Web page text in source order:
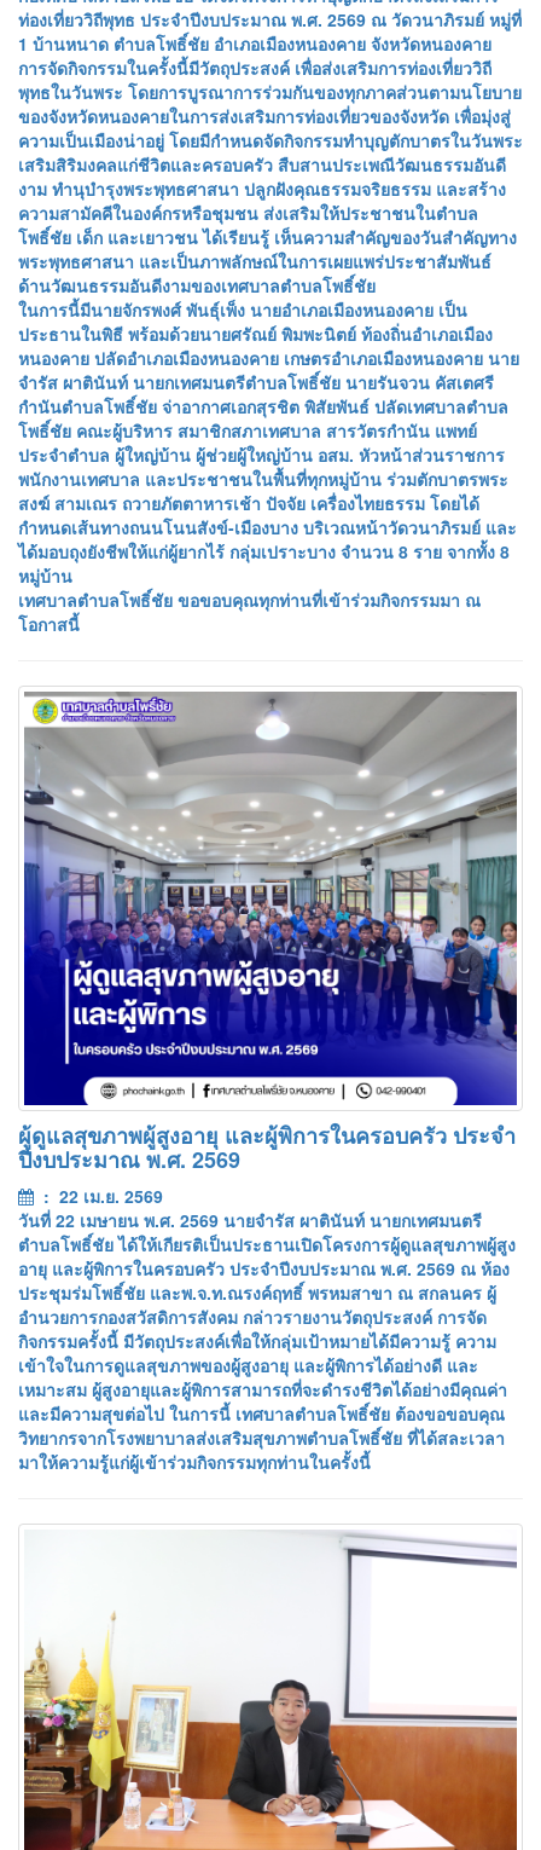
ท่องเที่ยววิถีพุทธ ประจำปีงบประมาณ พ.ศ. 2569 ณ วัดวนาภิรมย์ หมู่ที่
1 บ้านหนาด ตำบลโพธิ์ชัย อำเภอเมืองหนองคาย จังหวัดหนองคาย
การจัดกิจกรรมในครั้งนี้มีวัตถุประสงค์ เพื่อส่งเสริมการท่องเที่ยววิถี
พุทธในวันพระ โดยการบูรณาการร่วมกันของทุกภาคส่วนตามนโยบาย
ของจังหวัดหนองคายในการส่งเสริมการท่องเที่ยวของจังหวัด เพื่อมุ่งสู่
ความเป็นเมืองน่าอยู่ โดยมีกำหนดจัดกิจกรรมทำบุญตักบาตรในวันพระ
เสริมสิริมงคลแก่ชีวิตและครอบครัว สืบสานประเพณีวัฒนธรรมอันดี
งาม ทำนุบำรุงพระพุทธศาสนา ปลูกฝังคุณธรรมจริยธรรม และสร้าง
ความสามัคคีในองค์กรหรือชุมชน ส่งเสริมให้ประชาชนในตำบล
โพธิ์ชัย เด็ก และเยาวชน ได้เรียนรู้ เห็นความสำคัญของวันสำคัญทาง
พระพุทธศาสนา และเป็นภาพลักษณ์ในการเผยแพร่ประชาสัมพันธ์
ด้านวัฒนธรรมอันดีงามของเทศบาลตำบลโพธิ์ชัย
ในการนี้มีนายจักรพงศ์ พันธุ์เพ็ง นายอำเภอเมืองหนองคาย เป็น
ประธานในพิธี พร้อมด้วยนายศรัณย์ พิมพะนิตย์ ท้องถิ่นอำเภอเมือง
หนองคาย ปลัดอำเภอเมืองหนองคาย เกษตรอำเภอเมืองหนองคาย นาย
จำรัส ผาตินันท์ นายกเทศมนตรีตำบลโพธิ์ชัย นายรันจวน คัสเตศรี
กำนันตำบลโพธิ์ชัย จ่าอากาศเอกสุรชิต พิสัยพันธ์ ปลัดเทศบาลตำบล
โพธิ์ชัย คณะผู้บริหาร สมาชิกสภาเทศบาล สารวัตรกำนัน แพทย์
ประจำตำบล ผู้ใหญ่บ้าน ผู้ช่วยผู้ใหญ่บ้าน อสม. หัวหน้าส่วนราชการ
พนักงานเทศบาล และประชาชนในพื้นที่ทุกหมู่บ้าน ร่วมตักบาตรพระ
สงฆ์ สามเณร ถวายภัตตาหารเช้า ปัจจัย เครื่องไทยธรรม โดยได้
กำหนดเส้นทางถนนโนนสังข์-เมืองบาง บริเวณหน้าวัดวนาภิรมย์ และ
ได้มอบถุงยังชีพให้แก่ผู้ยากไร้ กลุ่มเปราะบาง จำนวน 8 ราย จากทั้ง 8
หมู่บ้าน
เทศบาลตำบลโพธิ์ชัย ขอขอบคุณทุกท่านที่เข้าร่วมกิจกรรมมา ณ
โอกาสนี้
ผู้ดูแลสุขภาพผู้สูงอายุ และผู้พิการในครอบครัว ประจำ
ปีงบประมาณ พ.ศ. 2569
: 22 เม.ย. 2569
วันที่ 22 เมษายน พ.ศ. 2569 นายจำรัส ผาตินันท์ นายกเทศมนตรี
ตำบลโพธิ์ชัย ได้ให้เกียรติเป็นประธานเปิดโครงการผู้ดูแลสุขภาพผู้สูง
อายุ และผู้พิการในครอบครัว ประจำปีงบประมาณ พ.ศ. 2569 ณ ห้อง
ประชุมร่มโพธิ์ชัย และพ.จ.ท.ณรงค์ฤทธิ์ พรหมสาขา ณ สกลนคร ผู้
อำนวยการกองสวัสดิการสังคม กล่าวรายงานวัตถุประสงค์ การจัด
กิจกรรมครั้งนี้ มีวัตถุประสงค์เพื่อให้กลุ่มเป้าหมายได้มีความรู้ ความ
เข้าใจในการดูแลสุขภาพของผู้สูงอายุ และผู้พิการได้อย่างดี และ
เหมาะสม ผู้สูงอายุและผู้พิการสามารถที่จะดำรงชีวิตได้อย่างมีคุณค่า
และมีความสุขต่อไป ในการนี้ เทศบาลตำบลโพธิ์ชัย ต้องขอขอบคุณ
วิทยากรจากโรงพยาบาลส่งเสริมสุขภาพตำบลโพธิ์ชัย ที่ได้สละเวลา
มาให้ความรู้แก่ผู้เข้าร่วมกิจกรรมทุกท่านในครั้งนี้